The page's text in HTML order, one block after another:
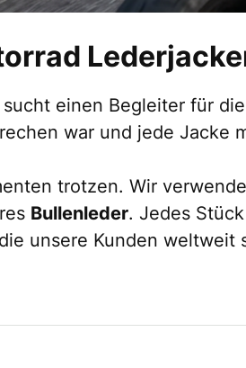
einen Begleiter für
war und jede Jacke
trotzen. Wir
Bullenleder. Jedes
unsere Kunden weltweit